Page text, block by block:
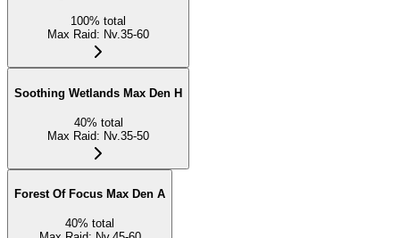
100% total
Max Raid: Nv.35-60
Soothing Wetlands Max Den H
40% total
Max Raid: Nv.35-50
Forest Of Focus Max Den A
40% total